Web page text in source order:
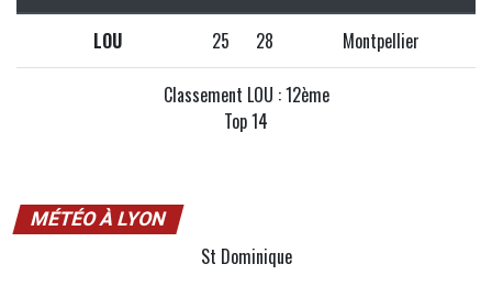
LOU 25 28 Montpellier
Classement LOU : 12ème
Top 14
MÉTÉO À LYON
St Dominique